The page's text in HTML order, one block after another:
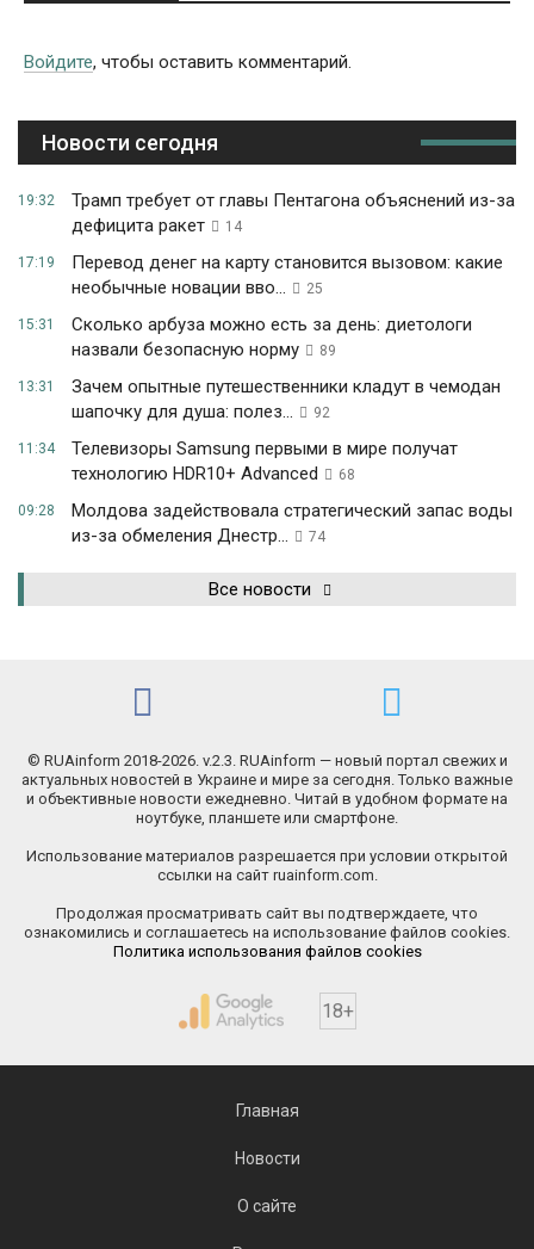
Войдите, чтобы оставить комментарий.
Новости сегодня
19:32
Трамп требует от главы Пентагона объяснений из-за
дефицита ракет
14
17:19
Перевод денег на карту становится вызовом: какие
необычные новации вво...
25
15:31
Сколько арбуза можно есть за день: диетологи
назвали безопасную норму
89
13:31
Зачем опытные путешественники кладут в чемодан
шапочку для душа: полез...
92
11:34
Телевизоры Samsung первыми в мире получат
технологию HDR10+ Advanced
68
09:28
Молдова задействовала стратегический запас воды
из-за обмеления Днестр...
74
Все новости
© RUAinform 2018-2026. v.2.3. RUAinform — новый портал свежих и
актуальных новостей в Украине и мире за сегодня. Только важные
и объективные новости ежедневно. Читай в удобном формате на
ноутбуке, планшете или смартфоне.
Использование материалов разрешается при условии открытой
ссылки на сайт ruainform.com.
Продолжая просматривать сайт вы подтверждаете, что
ознакомились и соглашаетесь на использование файлов cookies.
Политика использования файлов cookies
18+
Главная
Новости
О сайте